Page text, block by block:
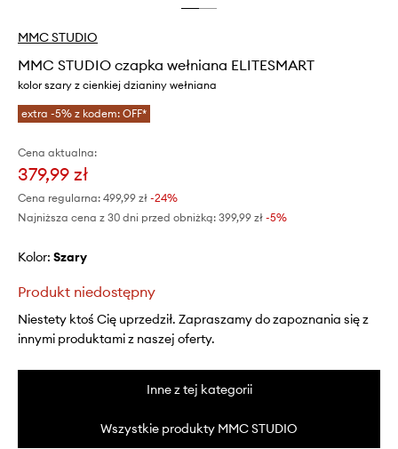
MMC STUDIO
MMC STUDIO czapka wełniana ELITESMART
kolor szary z cienkiej dzianiny wełniana
extra -5% z kodem: OFF*
Cena aktualna:
379,99 zł
Cena regularna: 499,99 zł -24%
Najniższa cena z 30 dni przed obniżką: 399,99 zł -5%
Kolor: szary
Produkt niedostępny
Niestety ktoś Cię uprzedził. Zapraszamy do zapoznania się z
innymi produktami z naszej oferty.
Inne z tej kategorii
Wszystkie produkty MMC STUDIO